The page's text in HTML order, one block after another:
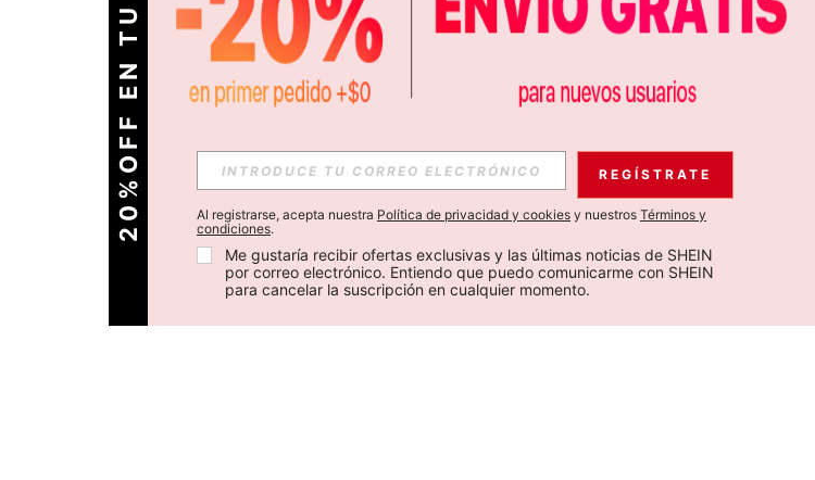
2
0
%
O
F
F
E
N
T
U
P
R
I
M
E
R
P
E
D
I
D REGÍSTRATE
Al registrarse, acepta nuestra Política de privacidad y cookies y nuestros Términos y
condiciones.
Me gustaría recibir ofertas exclusivas y las últimas noticias de SHEIN
por correo electrónico. Entiendo que puedo comunicarme con SHEIN
para cancelar la suscripción en cualquier momento.